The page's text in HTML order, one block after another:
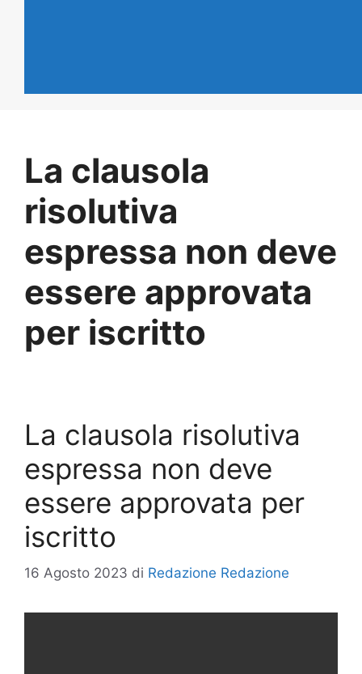
La clausola
risolutiva
espressa non deve
essere approvata
per iscritto
La clausola risolutiva
espressa non deve
essere approvata per
iscritto
16 Agosto 2023 di Redazione Redazione